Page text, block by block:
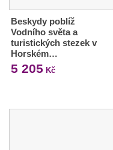
Beskydy poblíž
Vodního světa a
turistických stezek v
Horském…
5 205 Kč